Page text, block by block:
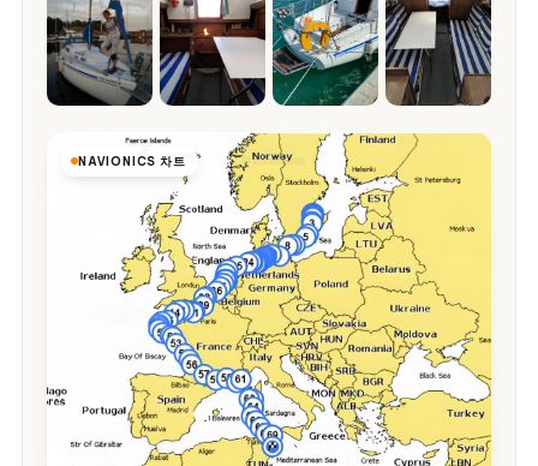
NAVIONICS 차트